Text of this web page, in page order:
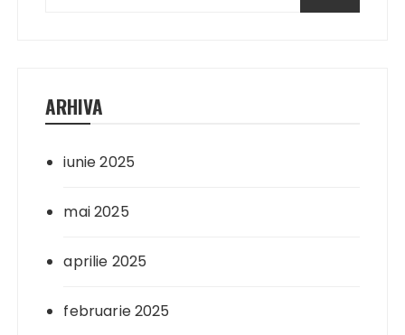
ARHIVA
iunie 2025
mai 2025
aprilie 2025
februarie 2025